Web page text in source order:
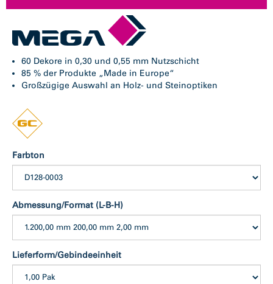
60 Dekore in 0,30 und 0,55 mm Nutzschicht
85 % der Produkte „Made in Europe“
Großzügige Auswahl an Holz- und Steinoptiken
Farbton
Abmessung/Format (L-B-H)
Lieferform/Gebindeeinheit